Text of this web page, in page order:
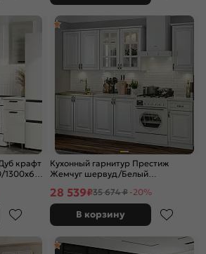
крафт
Кухонный гарнитур Престиж
Жемчуг шервуд/Белый
28 539₽35 674 ₽ -20%
В корзину